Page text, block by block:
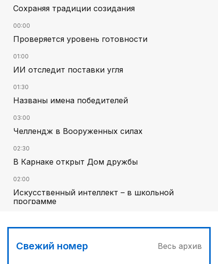
Сохраняя традиции созидания
00:00
Проверяется уровень готовности
01:00
ИИ отследит поставки угля
01:30
Названы имена победителей
03:00
Челлендж в Вооруженных силах
02:30
В Карнаке открыт Дом дружбы
02:00
Искусственный интеллект – в школьной
программе
Национальный поэт мирового масштаба
00:45
Свежий номер Весь архив